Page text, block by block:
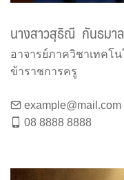
นางสาวสุธิณี กันธมา
อาจารย์ภาควิชาเทคโ
ข้าราชการครู
example@mail.com
08 8888 8888